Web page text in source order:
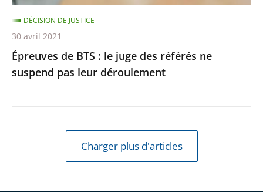
suspend
pas
leur
déroulement
Épreuves de BTS : le juge des référés ne
suspend pas leur déroulement
DÉCISION DE JUSTICE
30 avril 2021
Charger plus d'articles